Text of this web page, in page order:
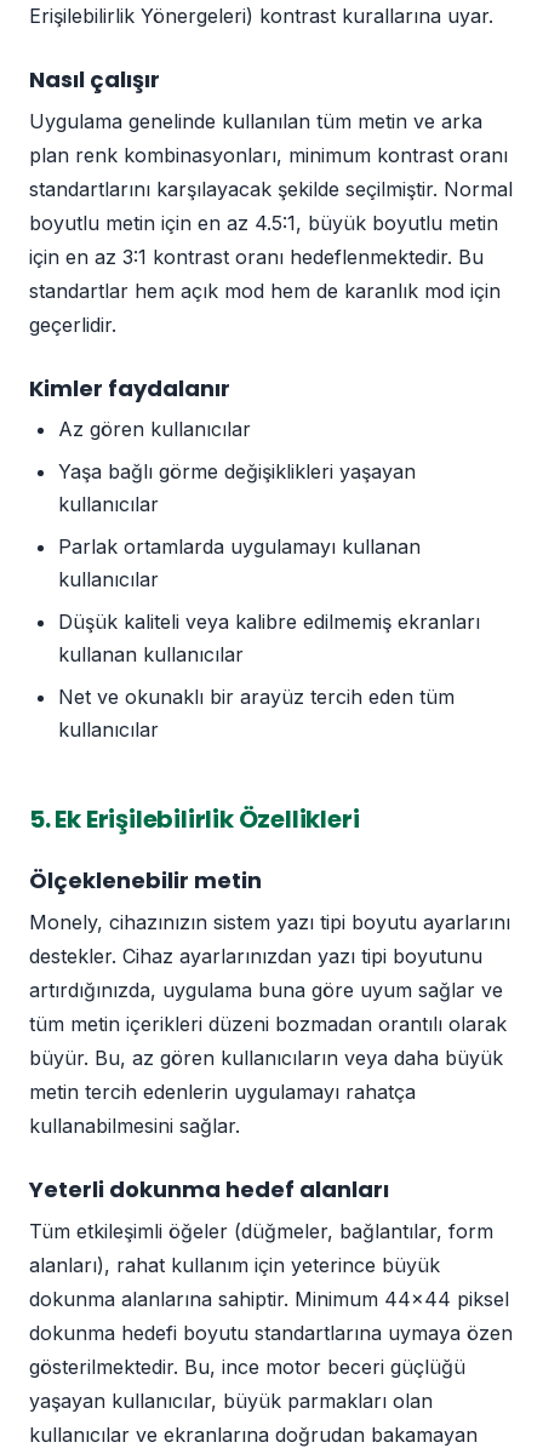
Erişilebilirlik Yönergeleri) kontrast kurallarına uyar.
Nasıl çalışır
Uygulama genelinde kullanılan tüm metin ve arka
plan renk kombinasyonları, minimum kontrast oranı
standartlarını karşılayacak şekilde seçilmiştir. Normal
boyutlu metin için en az 4.5:1, büyük boyutlu metin
için en az 3:1 kontrast oranı hedeflenmektedir. Bu
standartlar hem açık mod hem de karanlık mod için
geçerlidir.
Kimler faydalanır
Az gören kullanıcılar
Yaşa bağlı görme değişiklikleri yaşayan
kullanıcılar
Parlak ortamlarda uygulamayı kullanan
kullanıcılar
Düşük kaliteli veya kalibre edilmemiş ekranları
kullanan kullanıcılar
Net ve okunaklı bir arayüz tercih eden tüm
kullanıcılar
5. Ek Erişilebilirlik Özellikleri
Ölçeklenebilir metin
Monely, cihazınızın sistem yazı tipi boyutu ayarlarını
destekler. Cihaz ayarlarınızdan yazı tipi boyutunu
artırdığınızda, uygulama buna göre uyum sağlar ve
tüm metin içerikleri düzeni bozmadan orantılı olarak
büyür. Bu, az gören kullanıcıların veya daha büyük
metin tercih edenlerin uygulamayı rahatça
kullanabilmesini sağlar.
Yeterli dokunma hedef alanları
Tüm etkileşimli öğeler (düğmeler, bağlantılar, form
alanları), rahat kullanım için yeterince büyük
dokunma alanlarına sahiptir. Minimum 44x44 piksel
dokunma hedefi boyutu standartlarına uymaya özen
gösterilmektedir. Bu, ince motor beceri güçlüğü
yaşayan kullanıcılar, büyük parmakları olan
kullanıcılar ve ekranlarına doğrudan bakamayan